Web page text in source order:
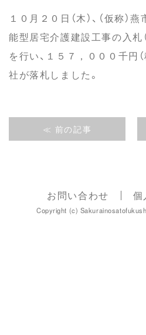
１０月２０日（木）、（仮称）
能型居宅介護建設工事の入札
を行い、１５７，０００千円
社が落札しました。
≪ 前の記事
お問い合わせ 個
Copyright (c)